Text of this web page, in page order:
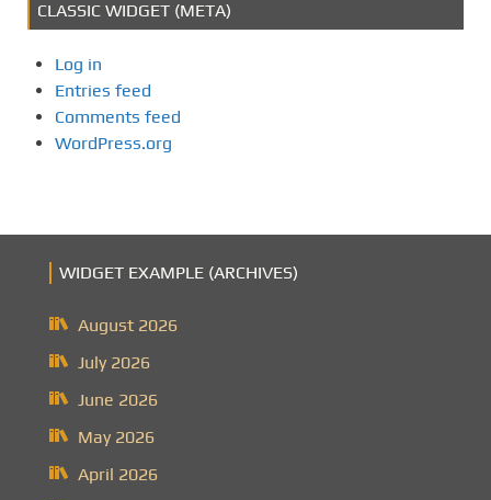
CLASSIC WIDGET (META)
Log in
Entries feed
Comments feed
WordPress.org
WIDGET EXAMPLE (ARCHIVES)
August 2026
July 2026
June 2026
May 2026
April 2026